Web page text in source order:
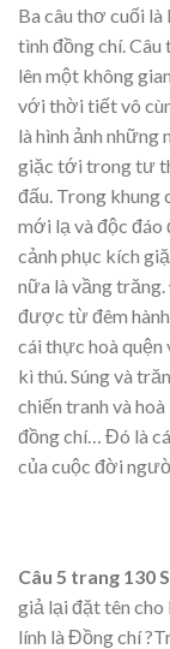
Ba câu thơ cuối
tình đồng chí.
lên một không
với thời tiết vô
là hình ảnh những
giặc tới trong tư
đấu. Trong khung
mới lạ và độc
cảnh phục kích
nữa là vầng trăng.
được từ đêm hành
cái thực hoà
kì thú. Súng và
chiến tranh và hoà
đồng chí… Đó là
của cuộc đời
Câu 5 trang 130
giả lại đặt tên
lính là Đồng chí